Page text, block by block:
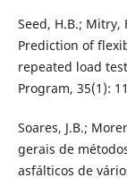
Seed, H.B.; Mitry,
Prediction of
repeated load
Program, 35(1):
Soares, J.B.;
gerais de
asfálticos de